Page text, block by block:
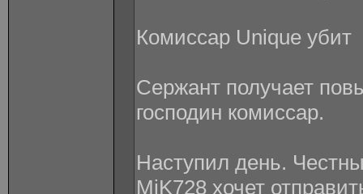
Комиcсар Unique убит
Сержант получает
господин комиссар.
Наступил день.
MiK728 xочет